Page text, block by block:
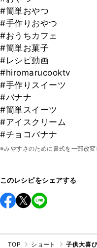
#簡単おやつ
#手作りおやつ
#おうちカフェ
#簡単お菓子
#レシピ動画
#hiromarucooktv
#手作りスイーツ
#バナナ
#簡単スイーツ
#アイスクリーム
#チョコバナナ
※みやすさのために書式を一部改変
このレシピをシェアする
TOP ショート 子供大喜